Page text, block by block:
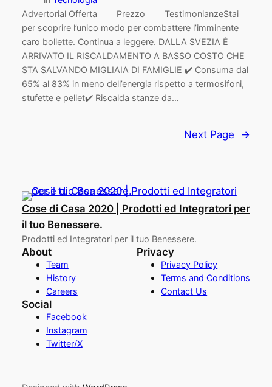
Advertorial Offerta Prezzo TestimonianzeStai
per scoprire l’unico modo per combattere l’imminente
caro bollette. Continua a leggere. DALLA SVEZIA È
ARRIVATO IL RISCALDAMENTO A BASSO COSTO CHE
STA SALVANDO MIGLIAIA DI FAMIGLIE ✔️ Consuma dal
65% al 83% in meno dell’energia rispetto a termosifoni,
stufette e pellet✔️ Riscalda stanze da…
Next Page →
Cose di Casa 2020 | Prodotti ed Integratori per
il tuo Benessere.
Prodotti ed Integratori per il tuo Benessere.
About
Team
History
Careers
Privacy
Privacy Policy
Terms and Conditions
Contact Us
Social
Facebook
Instagram
Twitter/X